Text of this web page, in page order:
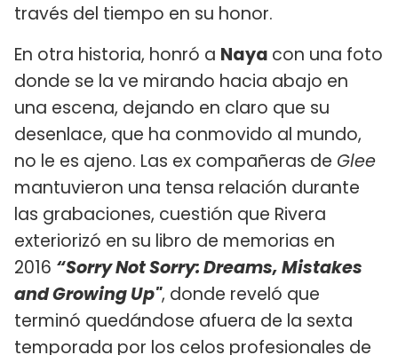
través del tiempo en su honor.
En otra historia, honró a Naya con una foto
donde se la ve mirando hacia abajo en
una escena, dejando en claro que su
desenlace, que ha conmovido al mundo,
no le es ajeno. Las ex compañeras de Glee
mantuvieron una tensa relación durante
las grabaciones, cuestión que Rivera
exteriorizó en su libro de memorias en
2016 “Sorry Not Sorry: Dreams, Mistakes
and Growing Up", donde reveló que
terminó quedándose afuera de la sexta
temporada por los celos profesionales de